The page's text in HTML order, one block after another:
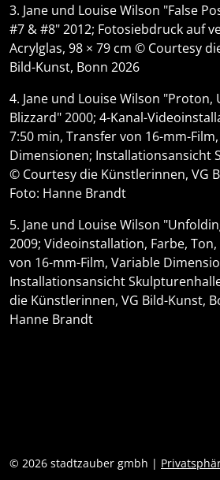
3. Jane und Louise Wilson "False
#7 & #8" 2012; Fotosiebdruck auf
Acrylglas, 98 × 79 cm © Courtesy
Bild-Kunst, Bonn 2026
4. Jane und Louise Wilson "Proton,
Blizzard" 2000; 4-Kanal-
7:50 min, Transfer von 16-mm-
Dimensionen; Installationsansicht
© Courtesy die Künstlerinnen, VG
Foto: Hanne Brandt
5. Jane und Louise Wilson
2009; Videoinstallation, Farbe,
von 16-mm-Film, Variable
Installationsansicht
die Künstlerinnen, VG Bild-Kunst,
Hanne Brandt
© 2026 stadtzauber gmbh |